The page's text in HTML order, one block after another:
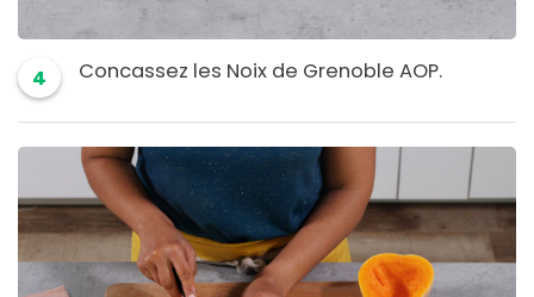
4 Concassez les Noix de Grenoble AOP.